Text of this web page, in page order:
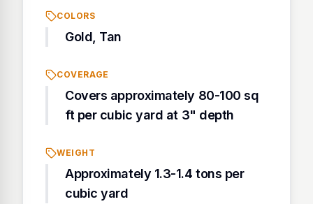
COLORS
Gold, Tan
COVERAGE
Covers approximately 80-100 sq
ft per cubic yard at 3" depth
WEIGHT
Approximately 1.3-1.4 tons per
cubic yard